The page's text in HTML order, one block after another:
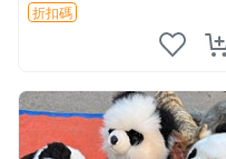
折扣碼